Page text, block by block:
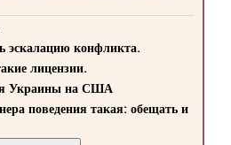
эскалацию конфликта.
лицензии.
Украины на США
поведения такая: обещать и